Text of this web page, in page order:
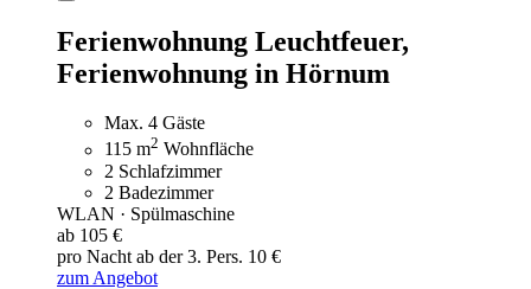
Ferienwohnung Leuchtfeuer,
Ferienwohnung in Hörnum
Max. 4 Gäste
115 m2 Wohnfläche
2 Schlafzimmer
2 Badezimmer
WLAN · Spülmaschine
ab 105 €
pro Nacht ab der 3. Pers. 10 €
zum Angebot